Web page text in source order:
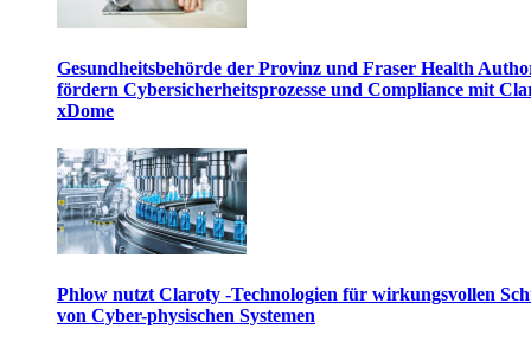
Gesundheitsbehörde der Provinz und Fraser Health
fördern Cybersicherheitsprozesse und Compliance mit
xDome
Phlow nutzt Claroty -Technologien für wirkungsvollen
von Cyber-physischen Systemen